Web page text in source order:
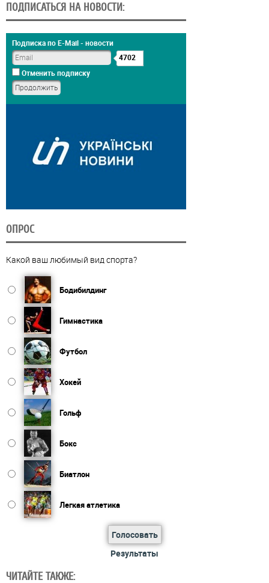
ПОДПИСАТЬСЯ НА НОВОСТИ:
Подписка по E-Mail - новости
4702
Отменить подписку
ОПРОС
Какой ваш любимый вид спорта?
Бодибилдинг
Гимнастика
Футбол
Хокей
Гольф
Бокс
Биатлон
Легкая атлетика
Голосовать
Результаты
ЧИТАЙТЕ ТАКЖЕ: